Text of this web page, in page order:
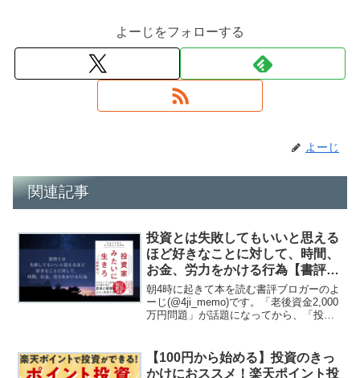
よーじをフォローする
よーじ
関連記事
投資とは失敗してもいいと思える
ほど好きなことに対して、時間、
お金、労力をかける行為【書評】
藤野 英人(著) 投資家みたいに生き
ろ
朝4時に起きて本を読む書評ブロガーのよ
ーじ(@4ji_memo)です。「老後資金2,000
万円問題」が話題になってから、「投
NISA」や「iDeCo」で投資でも始めてみ
よう...
【100円から始める】投資のきっ
かけにおススメ！楽天ポイント投